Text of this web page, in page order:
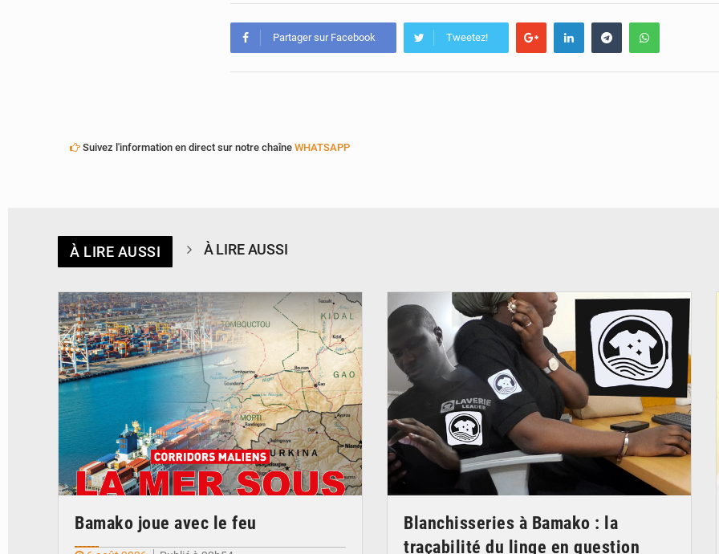
Partager sur Facebook Tweetez!
Suivez l'information en direct sur notre chaîne WHATSAPP
À LIRE AUSSI À LIRE AUSSI
© JDM
Bamako joue avec le feu
Blanchisseries à Bamako : la
traçabilité du linge en question